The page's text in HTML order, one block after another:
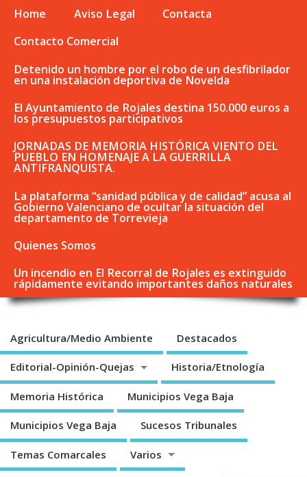
Home Aviso Legal
Contacta
Contacto Comercial
Detenido un hombre por el robo de un desfibrilador
en una instalación deportiva de Novelda
El Ayuntamiento de Rojales destina 150.000 euros a
los presupuestos participativos
JORNADAS DE MEMORIA HISTÓRICA VIENTO DEL
PUEBLO EN HOMENAJE A LA GUERRILLA
ANTIFRANQUISTA.
La plataforma “sanidad pública y de calidad” acusa al
Gobierno Valenciano de ocultar la situación del
departamento de Torrevieja
Quienes Somos
Un incendio en El Recorral de Rojales es extinguido
rápidamente evitando importantes daños naturales
Agricultura/Medio Ambiente Destacados
Editorial-Opinión-Quejas Historia/Etnología
Memoria Histórica Municipios Vega Baja
Municipios Vega Baja Sucesos Tribunales
Temas Comarcales Varios